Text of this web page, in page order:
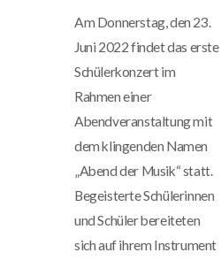
Am Donnerstag, den 23.
Juni 2022 findet das erste
Schülerkonzert im
Rahmen einer
Abendveranstaltung mit
dem klingenden Namen
„Abend der Musik“ statt.
Begeisterte Schülerinnen
und Schüler bereiteten
sich auf ihrem Instrument